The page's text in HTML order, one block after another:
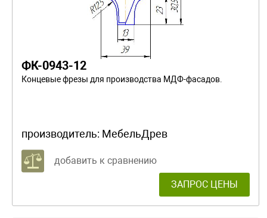
ФК-0943-12
Концевые фрезы для производства МДФ-фасадов.
производитель: МебельДрев
добавить к сравнению
ЗАПРОС ЦЕНЫ